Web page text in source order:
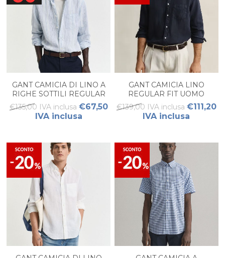
GANT CAMICIA DI LINO A
RIGHE SOTTILI REGULAR
FIT UOMO
€135,00 IVA inclusa €67,50
IVA inclusa
GANT CAMICIA LINO
REGULAR FIT UOMO
€139,00 IVA inclusa €111,20
IVA inclusa